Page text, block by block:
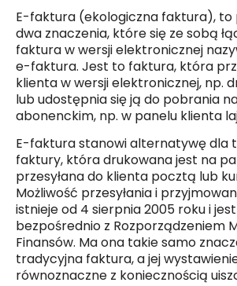
E-faktura (ekologiczna faktura), to
dwa znaczenia, które się ze sobą
faktura w wersji elektronicznej
e-faktura. Jest to faktura, która
klienta w wersji elektronicznej, np.
lub udostępnia się ją do pobrania
abonenckim, np. w panelu klienta
E-faktura stanowi alternatywę dla
faktury, która drukowana jest na
przesyłana do klienta pocztą lub
Możliwość przesyłania i
istnieje od 4 sierpnia 2005 roku i
bezpośrednio z Rozporządzeniem
Finansów. Ma ona takie samo
tradycyjna faktura, a jej
równoznaczne z koniecznością